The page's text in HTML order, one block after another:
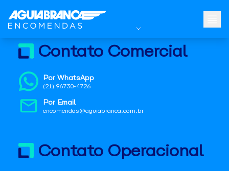
Contato Comercial
Por WhatsApp
(21) 96730-4726
Por Email
encomendas@aguiabranca.com.br
Contato Operacional